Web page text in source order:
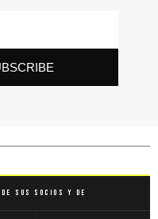
sus socios y de